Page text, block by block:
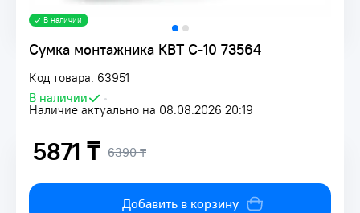
Сумка монтажника КВТ С-10 73564
Код товара: 63951
В наличии
•
Наличие актуально на 08.08.2026 20:19
В наличии
5871 ₸ 6390 ₸
Добавить в корзину